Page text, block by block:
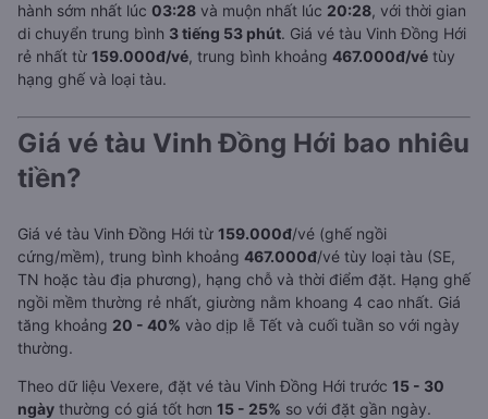
hành sớm nhất lúc 03:28 và muộn nhất lúc 20:28, với thời gian
di chuyển trung bình 3 tiếng 53 phút. Giá vé tàu Vinh Đồng Hới
rẻ nhất từ 159.000đ/vé, trung bình khoảng 467.000đ/vé tùy
hạng ghế và loại tàu.
Giá vé tàu Vinh Đồng Hới bao nhiêu
tiền?
Giá vé tàu Vinh Đồng Hới từ 159.000đ/vé (ghế ngồi
cứng/mềm), trung bình khoảng 467.000đ/vé tùy loại tàu (SE,
TN hoặc tàu địa phương), hạng chỗ và thời điểm đặt. Hạng ghế
ngồi mềm thường rẻ nhất, giường nằm khoang 4 cao nhất. Giá
tăng khoảng 20 - 40% vào dịp lễ Tết và cuối tuần so với ngày
thường.
Theo dữ liệu Vexere, đặt vé tàu Vinh Đồng Hới trước 15 - 30
ngày thường có giá tốt hơn 15 - 25% so với đặt gần ngày.